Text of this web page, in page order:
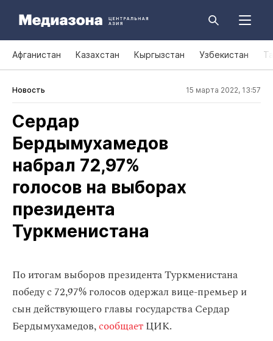
Афганистан Казахстан Кыргызстан Узбекистан
Новость 15 марта 2022, 13:57
Сердар
Бердымухамедов
набрал 72,97%
голосов на выборах
президента
Туркменистана
По итогам выборов президента Туркменистана
победу с 72,97% голосов одержал вице-премьер и
сын действующего главы государства Сердар
Бердымухамедов,сообщаетЦИК.